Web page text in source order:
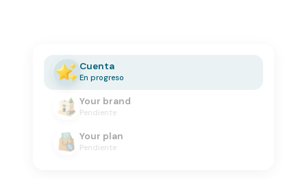
Cuenta
En progreso
Your brand
Pendiente
Your plan
Pendiente